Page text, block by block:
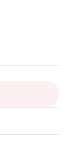
fabrication